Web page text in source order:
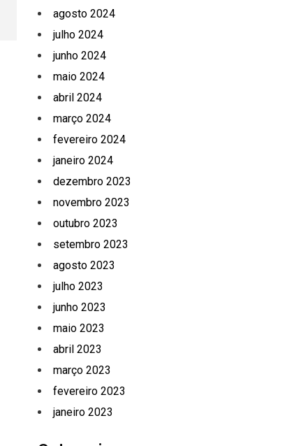
agosto 2024
julho 2024
junho 2024
maio 2024
abril 2024
março 2024
fevereiro 2024
janeiro 2024
dezembro 2023
novembro 2023
outubro 2023
setembro 2023
agosto 2023
julho 2023
junho 2023
maio 2023
abril 2023
março 2023
fevereiro 2023
janeiro 2023